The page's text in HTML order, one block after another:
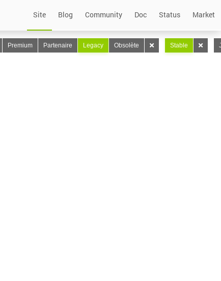
Site Blog Community Doc Status Market
Premium Partenaire Legacy Obsolète Stable